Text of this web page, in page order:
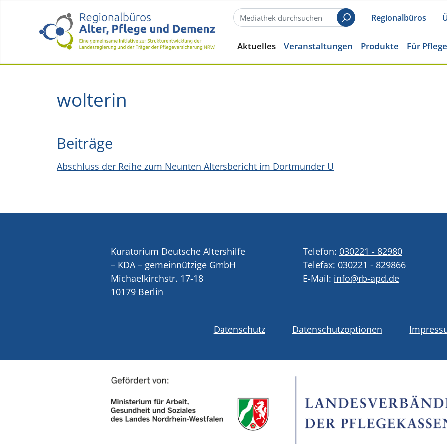
SuchenRegionalbüros
Aktuelles Veranstaltungen Produkte Für
wolterin
Beiträge
Abschluss der Reihe zum Neunten Altersbericht im Dortmunder U
Kuratorium Deutsche Altershilfe
– KDA – gemeinnützige GmbH
Michaelkirchstr. 17-18
10179 Berlin
Telefon: 030221 - 82980
Telefax: 030221 - 829866
E-Mail: info@rb-apd.de
Datenschutz Datenschutzoptionen